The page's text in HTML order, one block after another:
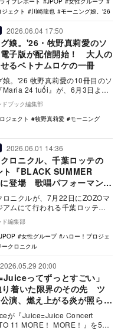
ェクト
川崎龍也 モーニング娘。'26
2026.06.04 17:50
娘。'26・牧野真莉愛のソ
電子版が配信開始！ 大人の
るベトナムロケの一冊
娘。'26 牧野真莉愛の10冊目のソ
Maria 24 tuổi』が、6月3日より
配信開始。既刊7作…
ドブック編集部
ジェクト
牧野真莉愛
モーニング
2026.06.01 14:36
ロニクル、千葉ロッテの
ト『BLACK SUMMER
登場 歌唱パフォーマンス
ロニクルが、7月22日にZOZOマ
アムにて行われる千葉ロッテマ
東北楽天ゴールデンイーグルス
ド編集部
女性グループ
ハロー！プロジェ
ークロニクル
2026.05.29 20:00
ってずっとすごい」
り着いた限界のその先 ツ
演、燃え上がる炎が照らす
が『Juice=Juice Concert
11 MORE！ MORE！』を5月